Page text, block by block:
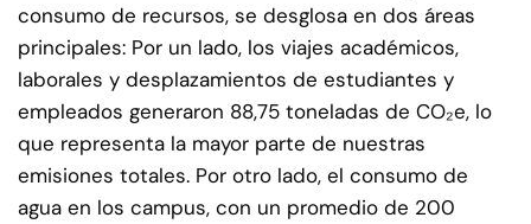
consumo de recursos, se desglosa en dos áreas
principales: Por un lado, los viajes académicos,
laborales y desplazamientos de estudiantes y
empleados generaron 88,75 toneladas de CO₂e, lo
que representa la mayor parte de nuestras
emisiones totales. Por otro lado, el consumo de
agua en los campus, con un promedio de 200